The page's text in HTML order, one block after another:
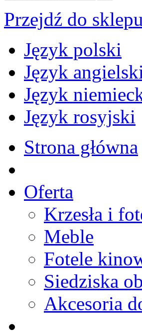
Przejdź do
Język polski
Język
Język
Język rosyjski
Strona główna
Oferta
Krzesła i
Meble
Fotele
Siedziska
Akcesoria